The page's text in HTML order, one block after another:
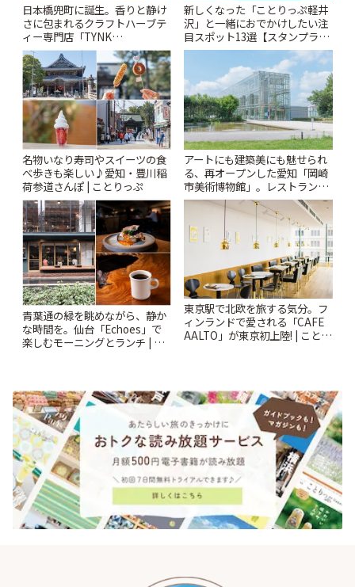
日本橋兜町に誕生。香りと静け
さに包まれるクラフトハーブテ
ィー専門店「TYNK
Kabutocho」 | ことりっぷ
新しくなった「ことりっぷ軽井
沢」と一緒におでかけしたい注
目スポット13選【スタンプラリ
ー開催中】 | ことりっぷ
名物いなり寿司やスイーツの食
べ歩きも楽しい♪愛知・豊川稲
荷参道さんぽ | ことりっぷ
アートにも建築美にも魅せられ
る、再オープンした愛知「岡崎
市美術博物館」。レストランや
ショップも充実 | ことりっぷ
青葉通の緑を眺めながら、静か
な時間を。仙台「Echoes」で
楽しむモーニングとランチ | こ
東京駅で北欧を旅する気分。フ
ィンランドで愛される「CAFE
AALTO」が東京初上陸! | ことり